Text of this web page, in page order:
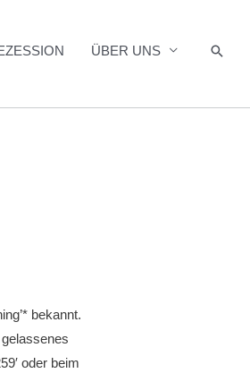
ÜBER UNS
bekannt.
oder beim